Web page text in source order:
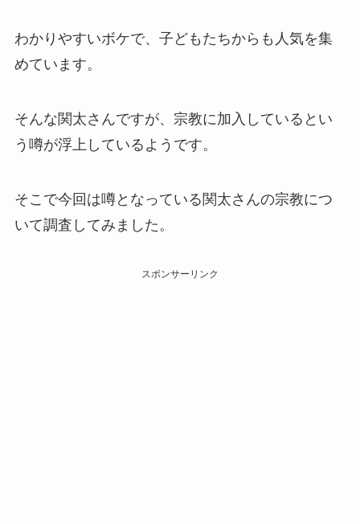
わかりやすいボケで、子どもたちからも人気を集
めています。
そんな関太さんですが、宗教に加入しているとい
う噂が浮上しているようです。
そこで今回は噂となっている関太さんの宗教につ
いて調査してみました。
スポンサーリンク